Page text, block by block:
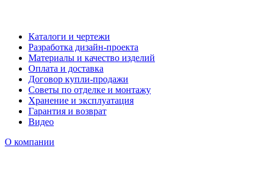
Каталоги и чертежи
Разработка дизайн-проекта
Материалы и качество изделий
Оплата и доставка
Договор купли-продажи
Советы по отделке и монтажу
Хранение и эксплуатация
Гарантия и возврат
Видео
О компании